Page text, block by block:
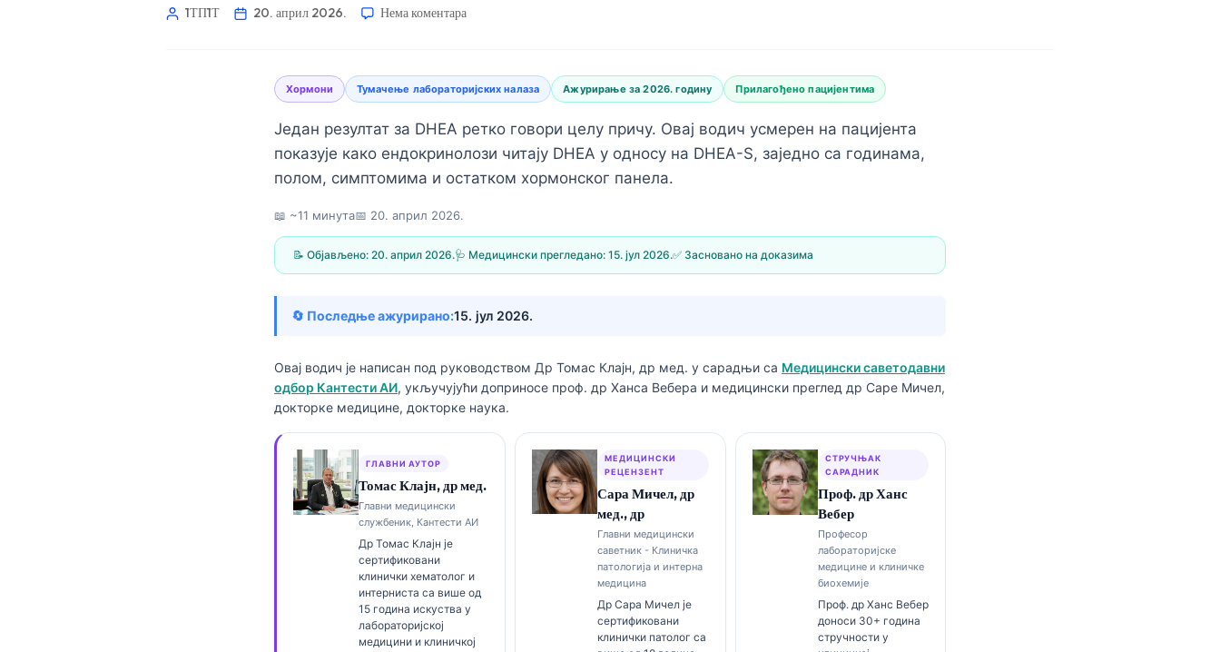
1ТП1Т 20. април 2026. Нема коментара
Хормони Тумачење лабораторијских налаза Ажурирање за 2026. годину Прилагођено пацијентима
Један резултат за DHEA ретко говори целу причу. Овај водич усмерен на пацијента
показује како ендокринолози читају DHEA у односу на DHEA-S, заједно са годинама,
полом, симптомима и остатком хормонског панела.
📖 ~11 минута📅 20. април 2026.
📝 Објављено: 20. април 2026.🩺 Медицински прегледано: 15. јул 2026.✅ Засновано на доказима
🔄 Последње ажурирано:15. јул 2026.
Овај водич је написан под руководством Др Томас Клајн, др мед. у сарадњи са Медицински саветодавни
одбор Кантести АИ, укључујући доприносе проф. др Ханса Вебера и медицински преглед др Саре Мичел,
докторке медицине, докторке наука.
ГЛАВНИ АУТОР
Томас Клајн, др мед.
Главни медицински
службеник, Кантести АИ
Др Томас Клајн је
сертификовани
клинички хематолог и
интерниста са више од
15 година искуства у
лабораторијској
медицини и клиничкој
МЕДИЦИНСКИ
РЕЦЕНЗЕНТ
Сара Мичел, др
мед., др
Главни медицински
саветник - Клиничка
патологија и интерна
медицина
Др Сара Мичел је
сертификовани
клинички патолог са
СТРУЧЊАК
САРАДНИК
Проф. др Ханс
Вебер
Професор
лабораторијске
медицине и клиничке
биохемије
Проф. др Ханс Вебер
доноси 30+ година
стручности у